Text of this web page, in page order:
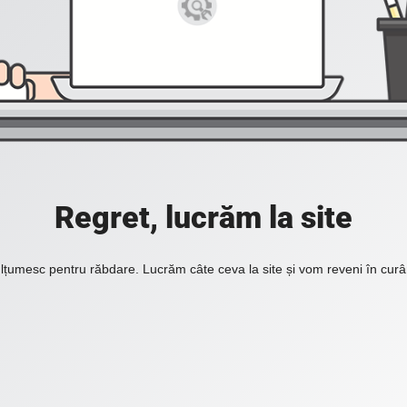
Regret, lucrăm la site
pentru răbdare. Lucrăm câte ceva la site și vom reveni în